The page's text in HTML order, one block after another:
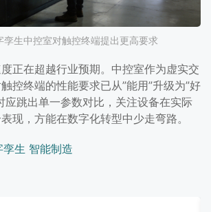
孪生中控室对触控终端提出更高要求
正在超越行业预期。中控室作为虚实交
控终端的性能要求已从”能用”升级为”好
应跳出单一参数对比，关注设备在实际
现，方能在数字化转型中少走弯路。
孪生 智能制造